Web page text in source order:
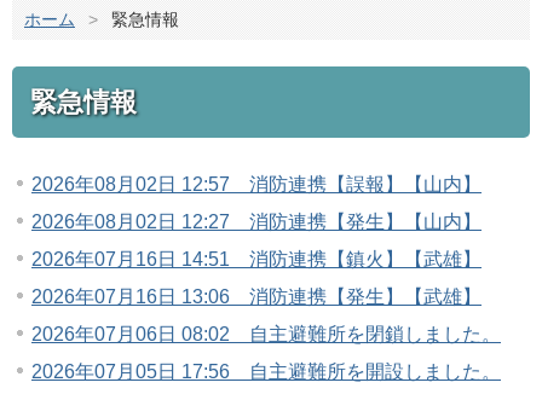
ホーム > 緊急情報
緊急情報
2026年08月02日 12:57 消防連携【誤報】【山内】
2026年08月02日 12:27 消防連携【発生】【山内】
2026年07月16日 14:51 消防連携【鎮火】【武雄】
2026年07月16日 13:06 消防連携【発生】【武雄】
2026年07月06日 08:02 自主避難所を閉鎖しました。
2026年07月05日 17:56 自主避難所を開設しました。